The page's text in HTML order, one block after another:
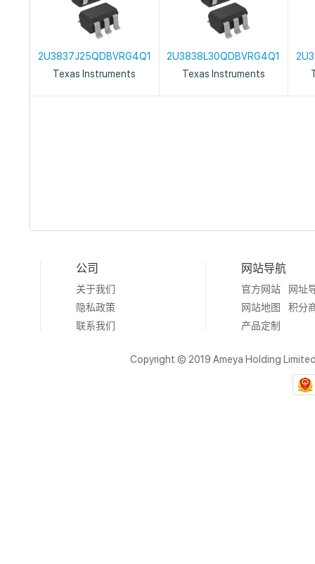
2U3837J25QDBVRG4Q1
Texas Instruments
2U3838L30QDBVRG4Q1
Texas Instruments
公司
关于我们
隐私政策
联系我们
网站导航
官方网站
网址
网站地图
积分
产品定制
Copyright © 2019 Ameya Holding